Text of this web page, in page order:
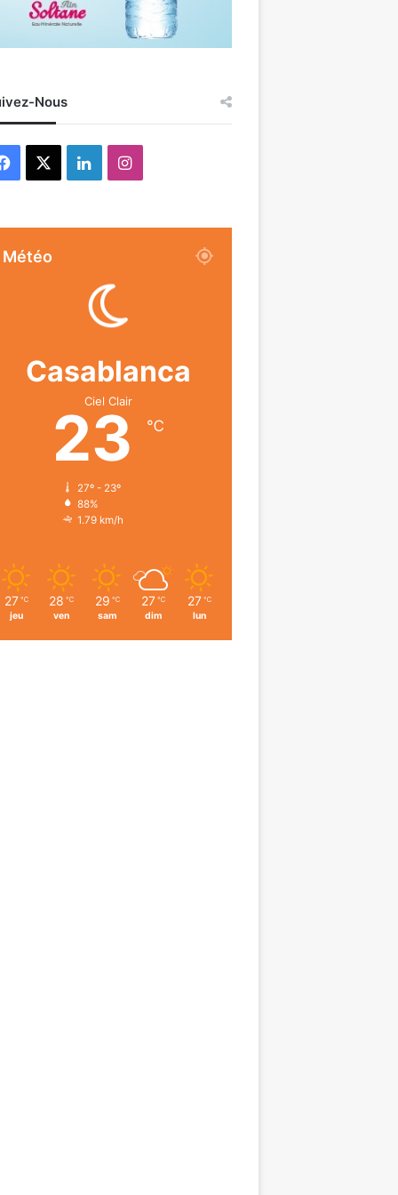
Nous
Facebook LinkedinInstagram
Météo
Casablanca
Ciel Clair
23 ℃
27º - 23º
88%
1.79 km/h
27 ℃
jeu
28 ℃
ven
29 ℃
sam
27 ℃
dim
27 ℃
lun